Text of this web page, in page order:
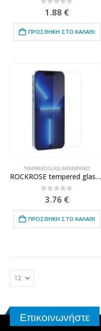
out of 5
1.88 €
ΠΡΟΣΘΉΚΗ ΣΤΟ ΚΑΛΆΘΙ
TEMPERED GLASS-ΜΕΜΒΡΆΝΕΣ
ROCKROSE tempered glass 2.5D Sapphire Crystal Clear, iPhone 13 mini
out of 5
3.76 €
ΠΡΟΣΘΉΚΗ ΣΤΟ ΚΑΛΆΘΙ
Επικοινωνήστε